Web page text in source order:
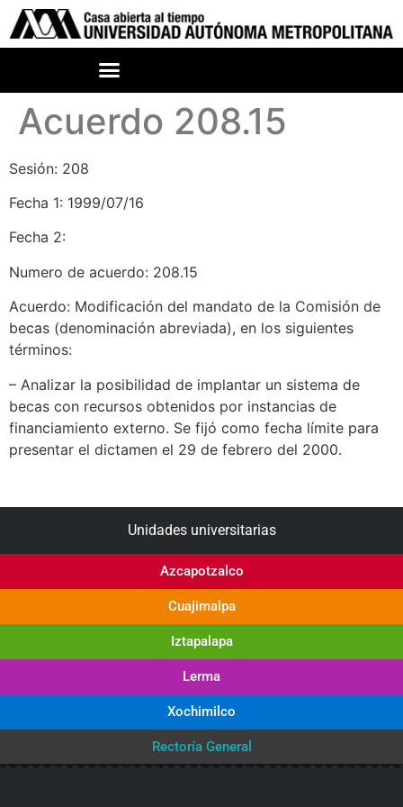
Acuerdo 208.15
Sesión: 208
Fecha 1: 1999/07/16
Fecha 2:
Numero de acuerdo: 208.15
Acuerdo: Modificación del mandato de la Comisión de
becas (denominación abreviada), en los siguientes
términos:
– Analizar la posibilidad de implantar un sistema de
becas con recursos obtenidos por instancias de
financiamiento externo. Se fijó como fecha límite para
presentar el dictamen el 29 de febrero del 2000.
Unidades universitarias
Azcapotzalco
Cuajimalpa
Iztapalapa
Lerma
Xochimilco
Rectoría General